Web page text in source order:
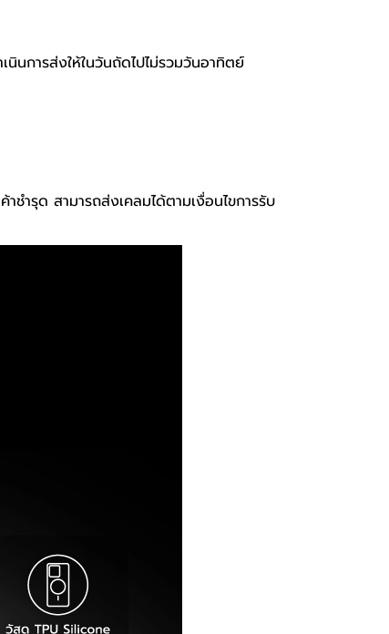
นการส่งให้ในวันถัดไปไม่รวมวันอาทิตย์
ำรุด สามารถส่งเคลมได้ตามเงื่อนไขการรับ